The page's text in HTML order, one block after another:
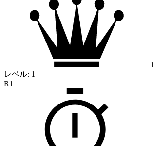
1
レベル: 1
R1